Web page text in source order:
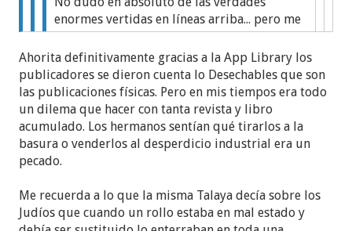
enormes vertidas en líneas arriba... pero me
pregunto si las recomendaciones que hace
la SWT y que siguen ancianos y
bibliotecarios, no son diseminadas como
mandato ante los testigos de a pie, y cuando
desaparece de biblioteca, no desaparecía
también de los hogares del mas humilde
hermano?
Lo que he podido notar de mi propio entorno
es que en este tipo de anuncios se dan dos
Yo agregaria uno más:
En la congregación hay cierta cultura del
desperdicio, a muchos publicadores les gusta todo
cantidades enormes de papel higiénico cuando van
al baño, no perderse cualquier comida o social que
Ahorita definitivamente gracias a la App Library los
publicadores se dieron cuenta lo Desechables que son
las publicaciones físicas. Pero en mis tiempos era todo
un dilema que hacer con tanta revista y libro
acumulado. Los hermanos sentían qué tirarlos a la
basura o venderlos al desperdicio industrial era un
pecado.
Me recuerda a lo que la misma Talaya decía sobre los
Judíos que cuando un rollo estaba en mal estado y